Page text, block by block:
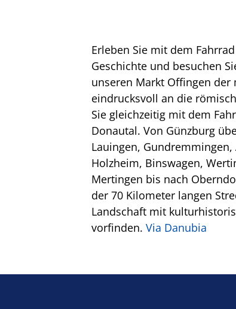
Erleben Sie mit dem
Geschichte und besuchen
unseren Markt Offingen
eindrucksvoll an die
Sie gleichzeitig mit dem
Donautal. Von Günzburg
Lauingen,
Holzheim, Binswagen,
Mertingen bis nach
der 70 Kilometer langen
Landschaft mit
vorfinden. Via Danubia